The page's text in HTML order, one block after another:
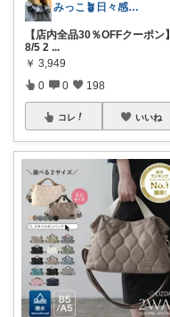
みっこ🪴日々感謝🌷いいね上限🙏
【店内全品30％OFFクーポン】
8/5 2 ...
￥ 3,949
0 0 198
コレ いいね